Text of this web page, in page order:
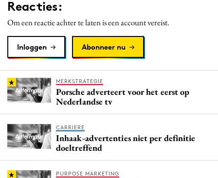
Programmatic
Purpose Marketing
Reputatie & crisis
Reacties:
Om een reactie achter te laten is een account vereist.
Inloggen Abonneer nu
MERKSTRATEGIE
Porsche adverteert voor het eerst op
Nederlandse tv
CARRIERE
Inhaak-advertenties niet per definitie
doeltreffend
PURPOSE MARKETING